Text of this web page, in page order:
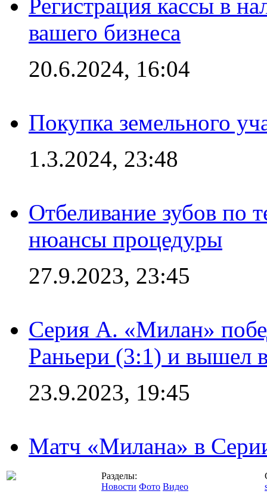
Регистрация кассы в
вашего бизнеса
20.6.2024, 16:04
Покупка земельного
1.3.2024, 23:48
Отбеливание зубов по
нюансы процедуры
27.9.2023, 23:45
Серия А. «Милан»
Раньери (3:1) и вышел
23.9.2023, 19:45
Матч «Милана» в
Разделы:
Новости Фото Видео